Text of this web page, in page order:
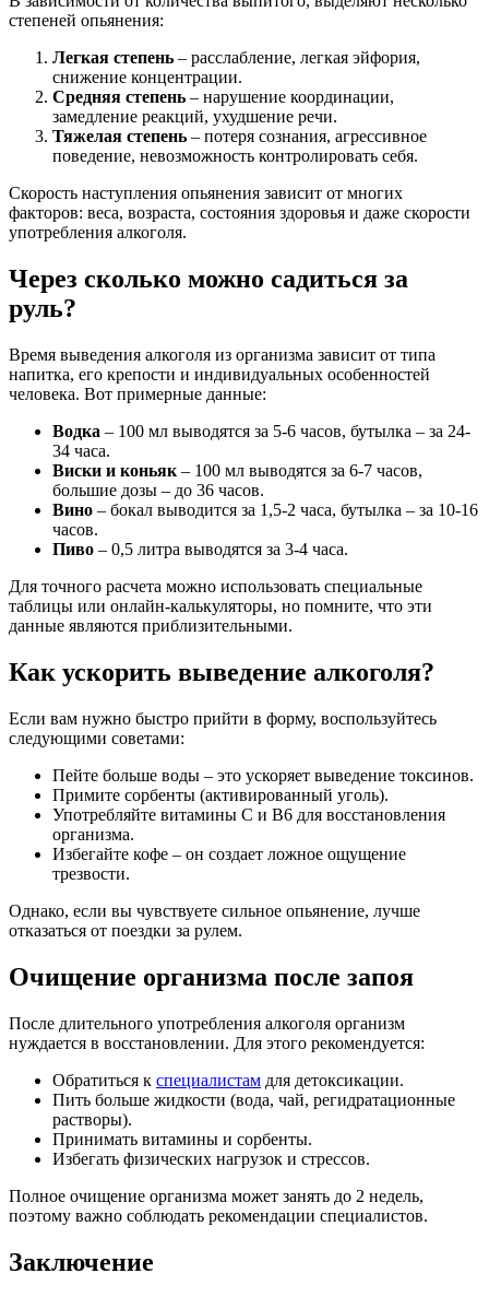
степеней опьянения:
Легкая степень – расслабление, легкая эйфория,
снижение концентрации.
Средняя степень – нарушение координации,
замедление реакций, ухудшение речи.
Тяжелая степень – потеря сознания, агрессивное
поведение, невозможность контролировать себя.
Скорость наступления опьянения зависит от многих
факторов: веса, возраста, состояния здоровья и даже скорости
употребления алкоголя.
Через сколько можно садиться за
руль?
Время выведения алкоголя из организма зависит от типа
напитка, его крепости и индивидуальных особенностей
человека. Вот примерные данные:
Водка – 100 мл выводятся за 5-6 часов, бутылка – за 24-
34 часа.
Виски и коньяк – 100 мл выводятся за 6-7 часов,
большие дозы – до 36 часов.
Вино – бокал выводится за 1,5-2 часа, бутылка – за 10-16
часов.
Пиво – 0,5 литра выводятся за 3-4 часа.
Для точного расчета можно использовать специальные
таблицы или онлайн-калькуляторы, но помните, что эти
данные являются приблизительными.
Как ускорить выведение алкоголя?
Если вам нужно быстро прийти в форму, воспользуйтесь
следующими советами:
Пейте больше воды – это ускоряет выведение токсинов.
Примите сорбенты (активированный уголь).
Употребляйте витамины С и В6 для восстановления
организма.
Избегайте кофе – он создает ложное ощущение
трезвости.
Однако, если вы чувствуете сильное опьянение, лучше
отказаться от поездки за рулем.
Очищение организма после запоя
После длительного употребления алкоголя организм
нуждается в восстановлении. Для этого рекомендуется:
Обратиться к специалистам для детоксикации.
Пить больше жидкости (вода, чай, регидратационные
растворы).
Принимать витамины и сорбенты.
Избегать физических нагрузок и стрессов.
Полное очищение организма может занять до 2 недель,
поэтому важно соблюдать рекомендации специалистов.
Заключение